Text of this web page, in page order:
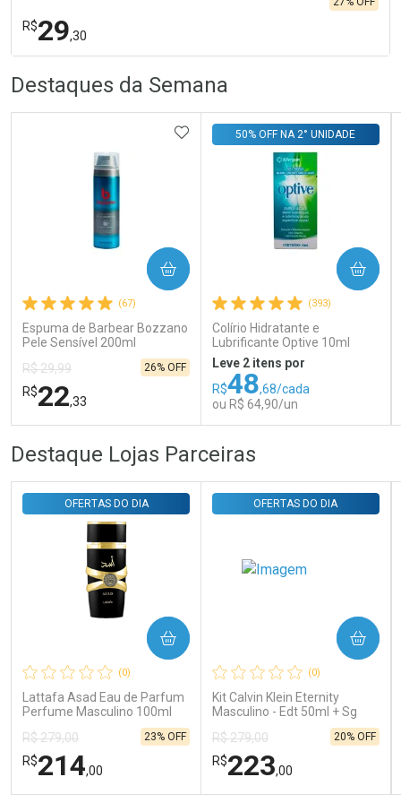
R$29,30
Laboratório
Comprar sem Desconto
Por R$ 29,30/cada
Por Menos
Comprar sem Desconto
Por R$ 29,30/cada
Destaques da Semana
(67)
Espuma de Barbear Bozzano
Pele Sensível 200ml
R$ 29,99
R$22,33
26% OFF
ADICIONAR AOS FAVORITOS
COMPRAR
FECHAR
Laboratório
Comprar sem Desconto
Por R$ 22,33/cada
FECHAR
Por Menos
Comprar sem Desconto
Por R$ 22,33/cada
(393)
Colírio Hidratante e
Lubrificante Optive 10ml
50% OFF NA 2° UNIDADE
Leve 2 itens por
R$48,68/cada
ou R$ 64,90/un
COMPRAR
Comprar sem Desconto
Por R$ 64,90/cada
Comprar sem Desconto
Por R$ 64,90/cada
Destaque Lojas Parceiras
(0)
Lattafa Asad Eau de Parfum
Perfume Masculino 100ml
OFERTAS DO DIA
R$ 279,00
R$214,00
23% OFF
COMPRAR
(0)
Kit Calvin Klein Eternity
Masculino - Edt 50ml + Sg
OFERTAS DO DIA
R$ 279,00
R$223,00
20% OFF
COMPRAR